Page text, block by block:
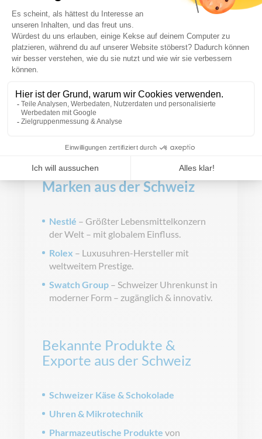
21,70 €
PRODUKT
ANSEHEN
Wirtschaft & bekannte
Marken aus der Schweiz
Nestlé – Größter Lebensmittelkonzern
der Welt – mit globalem Einfluss.
Rolex – Luxusuhren-Hersteller mit
weltweitem Prestige.
Swatch Group – Schweizer Uhrenkunst in
moderner Form – zugänglich & innovativ.
Bekannte Produkte &
Exporte aus der Schweiz
Schweizer Käse & Schokolade
Uhren & Mikrotechnik
Pharmazeutische Produkte von